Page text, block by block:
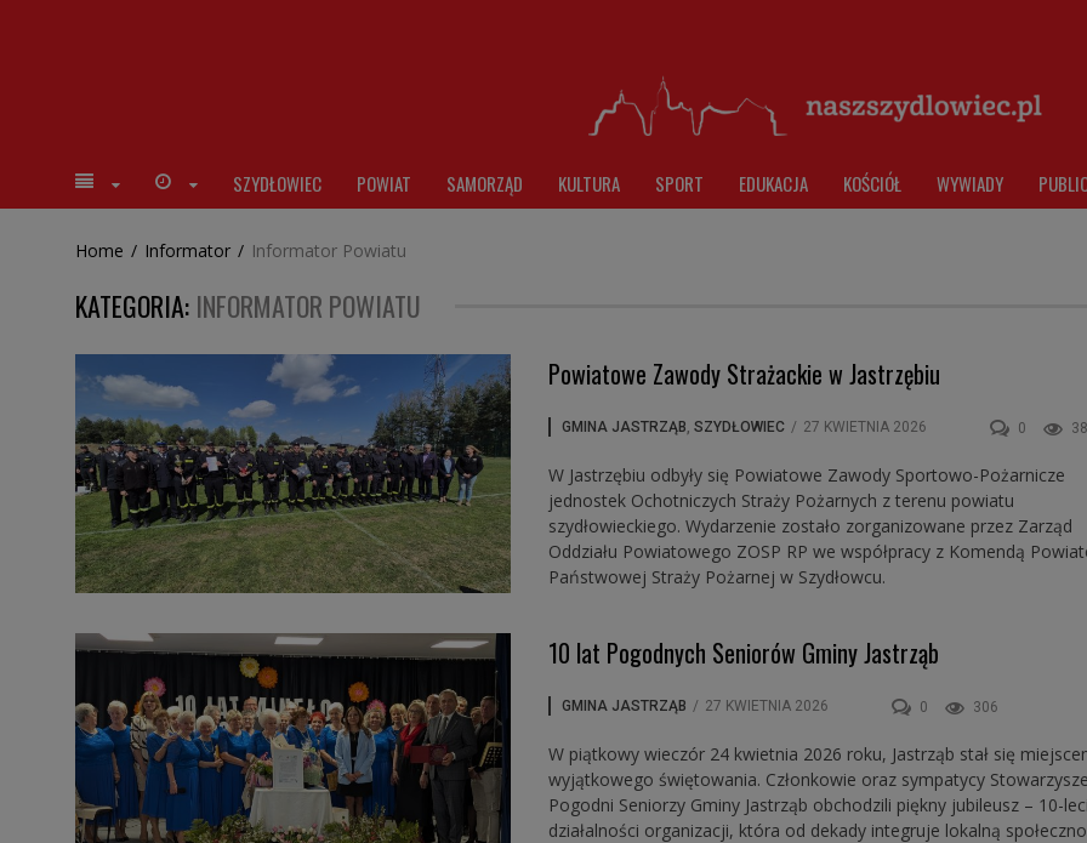
SZYDŁOWIEC POWIAT SAMORZĄD KULTURA SPORT EDUKACJA KOŚCIÓŁ WYWIADY
Home / Informator / Informator Powiatu
KATEGORIA: INFORMATOR POWIATU
Powiatowe Zawody Strażackie w Jastrzębiu
GMINA JASTRZĄB, SZYDŁOWIEC / 27 KWIETNIA 2026 0
W Jastrzębiu odbyły się Powiatowe Zawody Sportowo-Pożarnicze
jednostek Ochotniczych Straży Pożarnych z terenu powiatu
szydłowieckiego. Wydarzenie zostało zorganizowane przez Zarząd
Oddziału Powiatowego ZOSP RP we współpracy z Komendą
Państwowej Straży Pożarnej w Szydłowcu.
10 lat Pogodnych Seniorów Gminy Jastrząb
GMINA JASTRZĄB / 27 KWIETNIA 2026 0 306
W piątkowy wieczór 24 kwietnia 2026 roku, Jastrząb stał się
wyjątkowego świętowania. Członkowie oraz sympatycy
Pogodni Seniorzy Gminy Jastrząb obchodzili piękny jubileusz – 10-
działalności organizacji, która od dekady integruje lokalną